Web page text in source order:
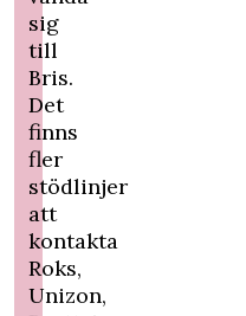
sig
till
Bris.
Det
finns
fler
stödlinjer
att
kontakta
Roks,
Unizon,